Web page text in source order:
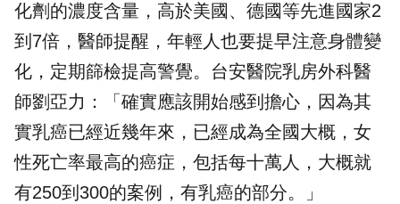
化劑的濃度含量，高於美國、德國等先進國家2
到7倍，醫師提醒，年輕人也要提早注意身體變
化，定期篩檢提高警覺。台安醫院乳房外科醫
師劉亞力：「確實應該開始感到擔心，因為其
實乳癌已經近幾年來，已經成為全國大概，女
性死亡率最高的癌症，包括每十萬人，大概就
有250到300的案例，有乳癌的部分。」